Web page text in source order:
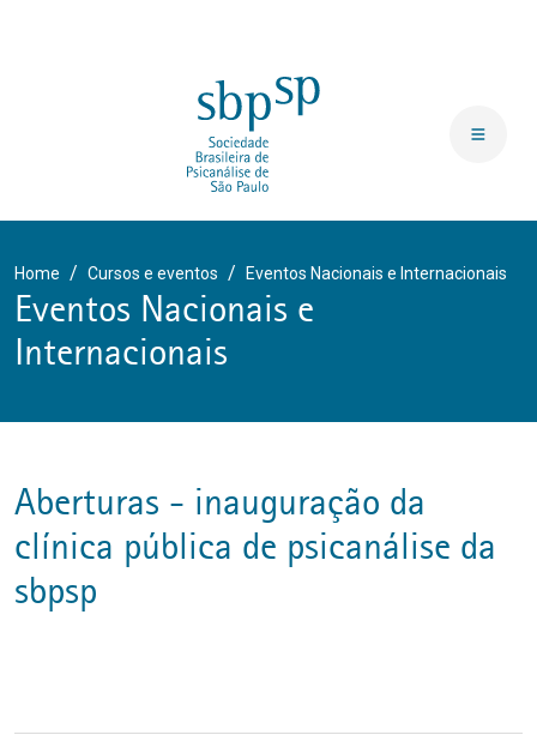
Home Cursos e eventos Eventos Nacionais e Internacionais
Eventos Nacionais e
Internacionais
aberturas - inauguração da
clínica pública de psicanálise da
sbpsp